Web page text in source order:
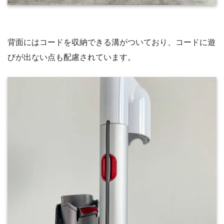
背面にはコードを収納できる溝がついており、コードに遊
びが出ない点も配慮されています。